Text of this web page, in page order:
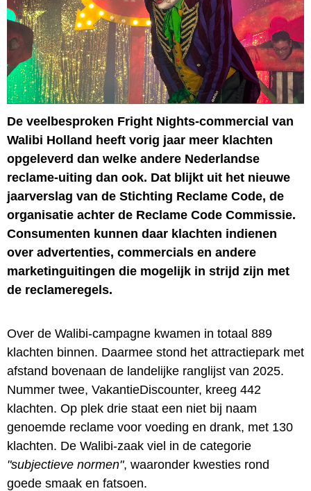
De veelbesproken Fright Nights-commercial van
Walibi Holland heeft vorig jaar meer klachten
opgeleverd dan welke andere Nederlandse
reclame-uiting dan ook. Dat blijkt uit het nieuwe
jaarverslag van de Stichting Reclame Code, de
organisatie achter de Reclame Code Commissie.
Consumenten kunnen daar klachten indienen
over advertenties, commercials en andere
marketinguitingen die mogelijk in strijd zijn met
de reclameregels.
Over de Walibi-campagne kwamen in totaal 889
klachten binnen. Daarmee stond het attractiepark met
afstand bovenaan de landelijke ranglijst van 2025.
Nummer twee, VakantieDiscounter, kreeg 442
klachten. Op plek drie staat een niet bij naam
genoemde reclame voor voeding en drank, met 130
klachten. De Walibi-zaak viel in de categorie
"subjectieve normen", waaronder kwesties rond
goede smaak en fatsoen.